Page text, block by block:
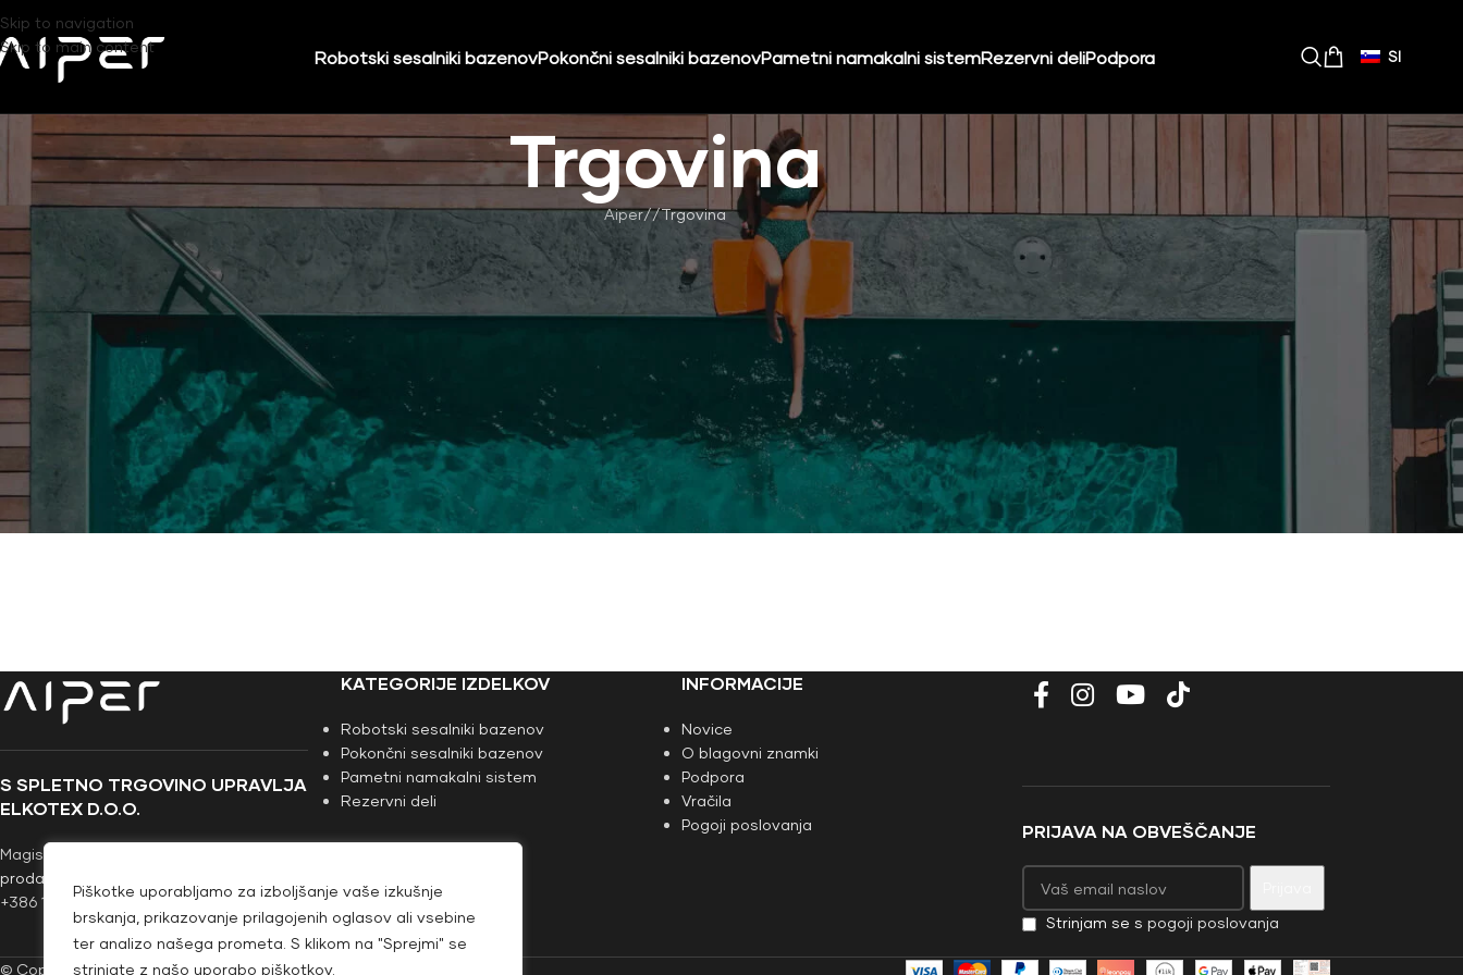
Piškotke uporabljamo za izboljšanje vaše izkušnje
brskanja, prikazovanje prilagojenih oglasov ali vsebine
ter analizo našega prometa. S klikom na "Sprejmi" se
strinjate z našo uporabo piškotkov.
Skip to navigation
Skip to main content
Robotski sesalniki bazenovPokončni sesalniki bazenovPametni namakalni sistemRezervni deliPodpora SI
Trgovina
Aiper/ Trgovina
S SPLETNO TRGOVINO UPRAVLJA
ELKOTEX D.O.O.
Magistrova 1, 1000 Ljubljana
prodaja@aiper.si
+386 1 583 79 10
KATEGORIJE IZDELKOV
Robotski sesalniki bazenov
Pokončni sesalniki bazenov
Pametni namakalni sistem
Rezervni deli
INFORMACIJE
Novice
O blagovni znamki
Podpora
Vračila
Pogoji poslovanja
PRIJAVA NA OBVEŠČANJE
Strinjam se s pogoji poslovanja
© Copyright 2026